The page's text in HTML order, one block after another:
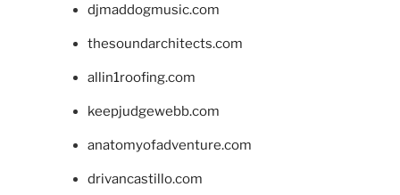
djmaddogmusic.com
thesoundarchitects.com
allin1roofing.com
keepjudgewebb.com
anatomyofadventure.com
drivancastillo.com